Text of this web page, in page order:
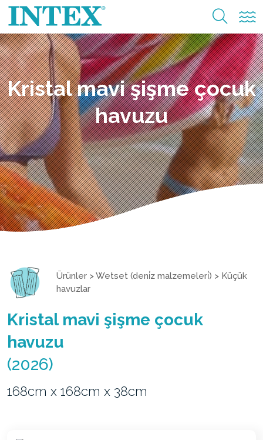
Kristal mavi şişme çocuk
havuzu
Ürünler >Wetset (deni̇z malzemeleri̇) > Küçük
havuzlar
Kristal mavi şişme çocuk
havuzu
(2026)
168cm x 168cm x 38cm